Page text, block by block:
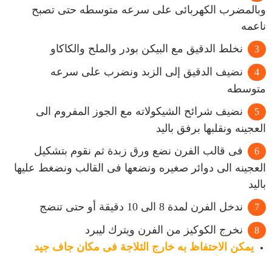
وبالمضرب الكهربائى على سرعه متوسطه حتى تصبح
ناعمه
نخلط الدقيق مع البيكن بودر والملح والكاكاو
نضيف الدقيق إلى الزبد ونضرب على سرعه
متوسطه
نضيف شرائح الشيكولاته مع الجوز المفروم الى
العجينه ونقلبها برفق باليد
فى قالب الفرن نضع ورق زبدة ثم نقوم بتشكيل
العجينه الى دوائر صغيره ونضعها فى القالب ونضغط عليها
باليد
ندخل الفرن لمدة 8 الى 10 دقيقة أو حتى تنضج
نخرج الكوكيز من الفرن ويترك ليبرد
يمكن الاحتفاظ به خارج الثلاجة فى مكان جاف جيد